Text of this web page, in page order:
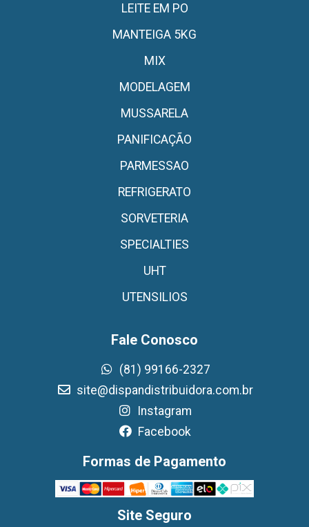
LEITE EM PO
MANTEIGA 5KG
MIX
MODELAGEM
MUSSARELA
PANIFICAÇÃO
PARMESSAO
REFRIGERATO
SORVETERIA
SPECIALTIES
UHT
UTENSILIOS
Fale Conosco
(81) 99166-2327
site@dispandistribuidora.com.br
Instagram
Facebook
Formas de Pagamento
Site Seguro